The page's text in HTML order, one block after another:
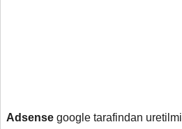
Adsense google tarafindan